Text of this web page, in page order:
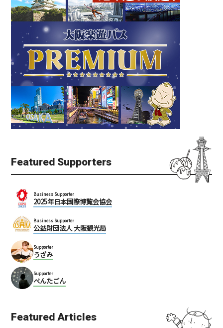
Featured Supporters
Business Supporter
2025年日本国際博覧会協会
Business Supporter
公益財団法人 大阪観光局
Supporter
うざみ
Supporter
ぺんたごん
Featured Articles